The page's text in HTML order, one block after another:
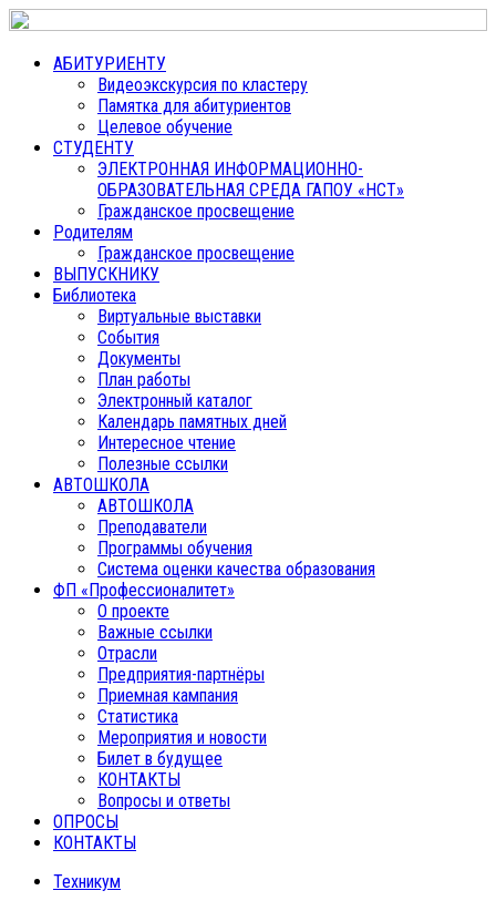
АБИТУРИЕНТУ
Видеоэкскурсия по кластеру
Памятка для абитуриентов
Целевое обучение
СТУДЕНТУ
ЭЛЕКТРОННАЯ ИНФОРМАЦИОННО-
ОБРАЗОВАТЕЛЬНАЯ СРЕДА ГАПОУ «НСТ»
Гражданское просвещение
Родителям
Гражданское просвещение
ВЫПУСКНИКУ
Библиотека
Виртуальные выставки
События
Документы
План работы
Электронный каталог
Календарь памятных дней
Интересное чтение
Полезные ссылки
АВТОШКОЛА
АВТОШКОЛА
Преподаватели
Программы обучения
Система оценки качества образования
ФП «Профессионалитет»
О проекте
Важные ссылки
Отрасли
Предприятия-партнёры
Приемная кампания
Статистика
Мероприятия и новости
Билет в будущее
КОНТАКТЫ
Вопросы и ответы
ОПРОСЫ
КОНТАКТЫ
Техникум